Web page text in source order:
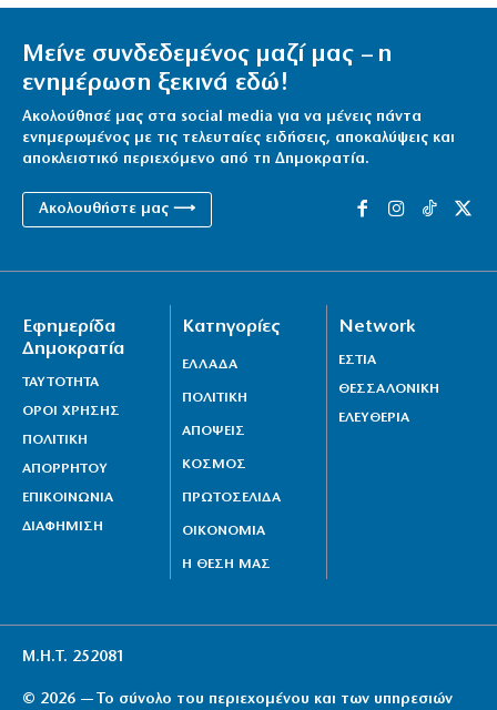
Μείνε συνδεδεμένος μαζί μας – η
ενημέρωση ξεκινά εδώ!
Ακολούθησέ μας στα social media για να μένεις πάντα
ενημερωμένος με τις τελευταίες ειδήσεις, αποκαλύψεις και
αποκλειστικό περιεχόμενο από τη Δημοκρατία.
Ακολουθήστε μας ⟶
Εφημερίδα
Δημοκρατία
ΤΑΥΤΟΤΗΤΑ
ΟΡΟΙ ΧΡΗΣΗΣ
ΠΟΛΙΤΙΚΗ
ΑΠΟΡΡΗΤΟΥ
ΕΠΙΚΟΙΝΩΝΙΑ
ΔΙΑΦΗΜΙΣΗ
Κατηγορίες
ΕΛΛΑΔΑ
ΠΟΛΙΤΙΚΗ
ΑΠΟΨΕΙΣ
ΚΟΣΜΟΣ
ΠΡΩΤΟΣΕΛΙΔΑ
ΟΙΚΟΝΟΜΙΑ
Η ΘΕΣΗ ΜΑΣ
Network
ΕΣΤΙΑ
ΘΕΣΣΑΛΟΝΙΚΗ
ΕΛΕΥΘΕΡΙΑ
Μ.Η.Τ. 252081
© 2026 — Το σύνολο του περιεχομένου και των υπηρεσιών